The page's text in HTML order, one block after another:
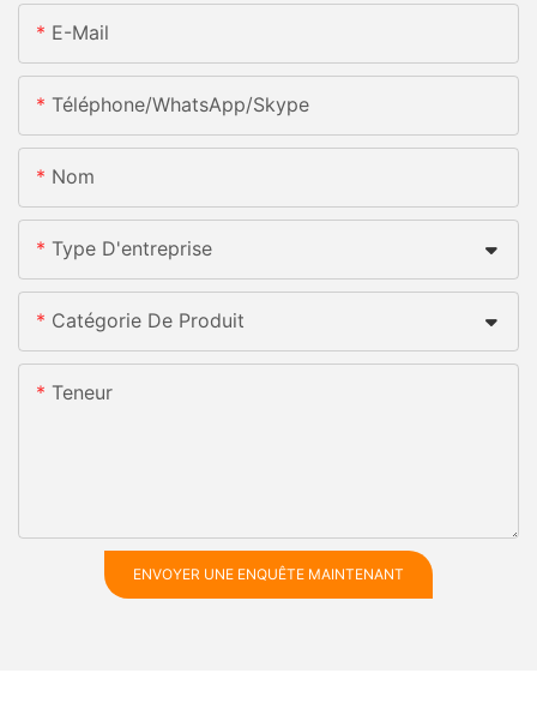
E-Mail
Téléphone/WhatsApp/Skype
Nom
Type D'entreprise
Catégorie De Produit
Teneur
ENVOYER UNE ENQUÊTE MAINTENANT